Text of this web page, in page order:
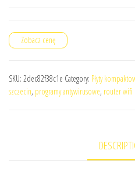
Zobacz cenę
SKU: 2dec82f38c1e Category: Płyty
szczecin, programy antywirusowe, router wifi